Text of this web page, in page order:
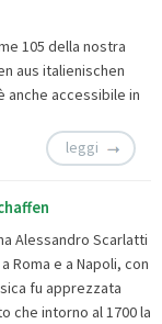
105 della nostra
aus italienischen
anche accessibile in
leggi
Alessandro Scarlatti
Roma e a Napoli, con
fu apprezzata
che intorno al 1700 la